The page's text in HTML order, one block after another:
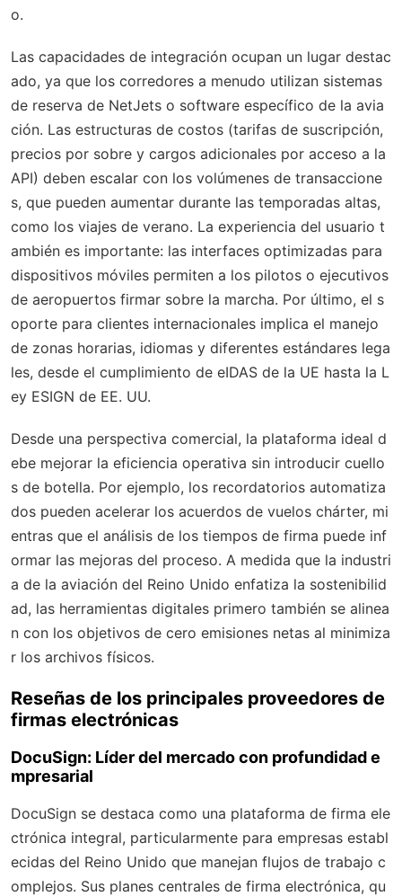
o.
Las capacidades de integración ocupan un lugar destac
ado, ya que los corredores a menudo utilizan sistemas
de reserva de NetJets o software específico de la avia
ción. Las estructuras de costos (tarifas de suscripción,
precios por sobre y cargos adicionales por acceso a la
API) deben escalar con los volúmenes de transaccione
s, que pueden aumentar durante las temporadas altas,
como los viajes de verano. La experiencia del usuario t
ambién es importante: las interfaces optimizadas para
dispositivos móviles permiten a los pilotos o ejecutivos
de aeropuertos firmar sobre la marcha. Por último, el s
oporte para clientes internacionales implica el manejo
de zonas horarias, idiomas y diferentes estándares lega
les, desde el cumplimiento de eIDAS de la UE hasta la L
ey ESIGN de EE. UU.
Desde una perspectiva comercial, la plataforma ideal d
ebe mejorar la eficiencia operativa sin introducir cuello
s de botella. Por ejemplo, los recordatorios automatiza
dos pueden acelerar los acuerdos de vuelos chárter, mi
entras que el análisis de los tiempos de firma puede inf
ormar las mejoras del proceso. A medida que la industri
a de la aviación del Reino Unido enfatiza la sostenibilid
ad, las herramientas digitales primero también se alinea
n con los objetivos de cero emisiones netas al minimiza
r los archivos físicos.
Reseñas de los principales proveedores de
firmas electrónicas
DocuSign: Líder del mercado con profundidad e
mpresarial
DocuSign se destaca como una plataforma de firma ele
ctrónica integral, particularmente para empresas establ
ecidas del Reino Unido que manejan flujos de trabajo c
omplejos. Sus planes centrales de firma electrónica, qu